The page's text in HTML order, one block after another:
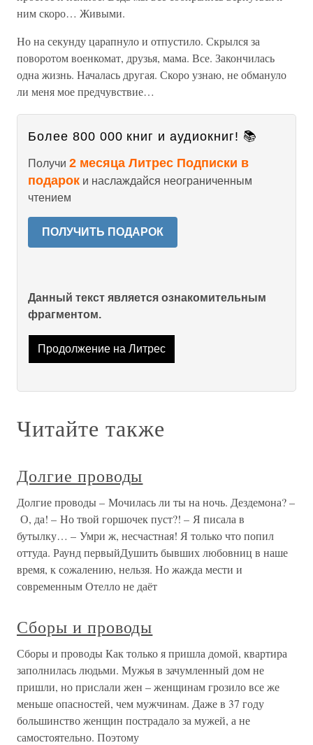
ним скоро… Живыми.
Но на секунду царапнуло и отпустило. Скрылся за
поворотом военкомат, друзья, мама. Все. Закончилась
одна жизнь. Началась другая. Скоро узнаю, не обмануло
ли меня мое предчувствие…
Более 800 000 книг и аудиокниг! 📚
Получи 2 месяца Литрес Подписки в
подарок и наслаждайся неограниченным
чтением
ПОЛУЧИТЬ ПОДАРОК
Данный текст является ознакомительным
фрагментом.
Продолжение на Литрес
Читайте также
Долгие проводы
Долгие проводы – Мочилась ли ты на ночь. Дездемона? –
О, да! – Но твой горшочек пуст?! – Я писала в
бутылку… – Умри ж, несчастная! Я только что попил
оттуда. Раунд первыйДушить бывших любовниц в наше
время, к сожалению, нельзя. Но жажда мести и
современным Отелло не даёт
Сборы и проводы
Сборы и проводы Как только я пришла домой, квартира
заполнилась людьми. Мужья в зачумленный дом не
пришли, но прислали жен – женщинам грозило все же
меньше опасностей, чем мужчинам. Даже в 37 году
большинство женщин пострадало за мужей, а не
самостоятельно. Поэтому